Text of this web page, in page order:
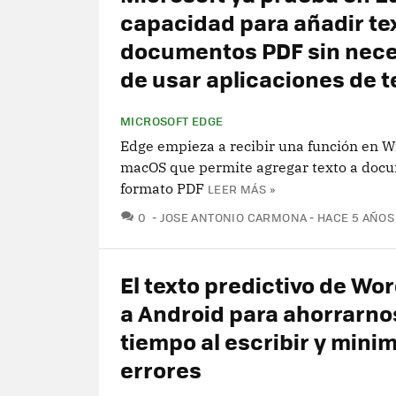
capacidad para añadir
documentos PDF sin
de usar aplicaciones de
MICROSOFT EDGE
Edge empieza a recibir una función en
macOS que permite agregar texto a
formato PDF LEER MÁS »
0 COMENTARIOS
JOSE ANTONIO CARMONA HACE 5 AÑOS
El texto predictivo de
a Android para
tiempo al escribir y
errores